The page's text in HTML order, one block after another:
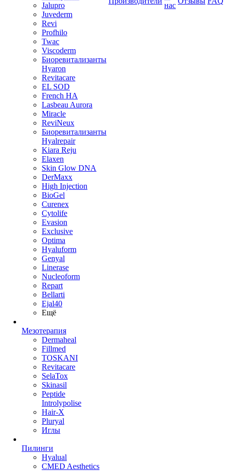
Jalupro
Juvederm
Revi
Profhilo
Twac
Viscoderm
Биоревитализанты
Hyaron
Revitacare
EL SOD
French HA
Lasbeau Aurora
Miracle
ReviNeux
Биоревитализанты
Hyalrepair
Kiara Reju
Elaxen
Skin Glow DNA
DerMaxx
High Injection
BioGel
Curenex
Cytolife
Evasion
Exclusive
Optima
Hyaluform
Genyal
Linerase
Nucleoform
Repart
Bellarti
Ejal40
Ещё
Мезотерапия
Dermaheal
Fillmed
TOSKANI
Revitacare
SelaTox
Skinasil
Peptide
Introlypolise
Hair-X
Pluryal
Иглы
Пилинги
Hyalual
CMED Aesthetics
нас